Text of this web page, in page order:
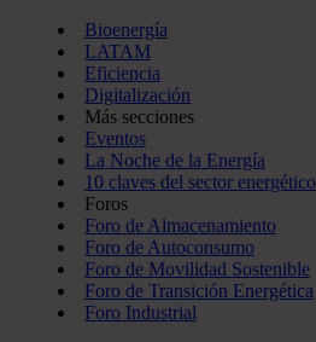
Bioenergía
LATAM
Eficiencia
Digitalización
Más secciones
Eventos
La Noche de la Energía
10 claves del sector energético
Foros
Foro de Almacenamiento
Foro de Autoconsumo
Foro de Movilidad Sostenible
Foro de Transición Energética
Foro Industrial